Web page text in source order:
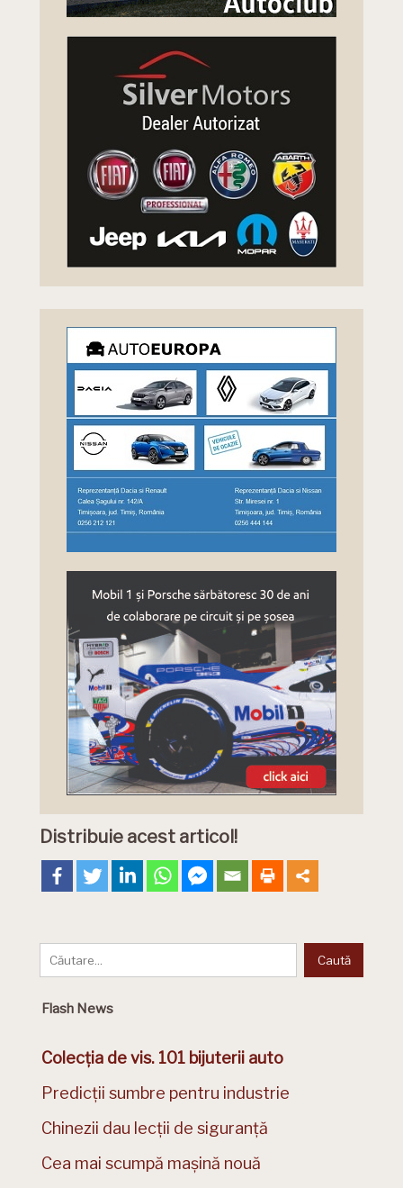
Distribuie acest articol!
Flash News
Colecția de vis. 101 bijuterii auto
Predicții sumbre pentru industrie
Chinezii dau lecții de siguranță
Cea mai scumpă mașină nouă